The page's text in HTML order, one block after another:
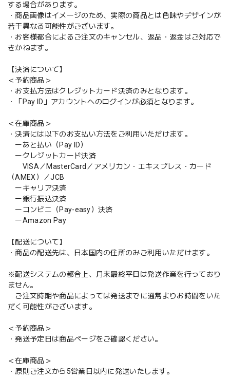
する場合があります。
・商品画像はイメージのため、実際の商品とは色味やデザインが
若干異なる可能性がございます。
・お客様都合によるご注文のキャンセル、返品・返金はご対応で
きかねます。
【決済について】
＜予約商品＞
・お支払方法はクレジットカード決済のみとなります。
・「Pay ID」アカウントへのログインが必須となります。
＜在庫商品＞
・決済には以下のお支払い方法をご利用いただけます。
ーあと払い（Pay ID）
ークレジットカード決済
VISA／MasterCard／アメリカン・エキスプレス・カード
（AMEX）／JCB
ーキャリア決済
ー銀行振込決済
ーコンビニ（Pay-easy）決済
ーAmazon Pay
【配送について】
・商品の配送先は、日本国内の住所のみご利用いただけます。
※配送システムの都合上、月末最終平日は発送作業を行っており
ません。
ご注文時期や商品によっては発送までに通常よりお時間をいた
だく可能性がございます。
＜予約商品＞
・発送予定日は商品ページをご確認ください。
＜在庫商品＞
・原則ご注文から5営業日以内に発送いたします。